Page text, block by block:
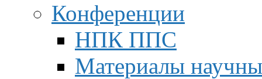
Конференции
НПК ППС
Материалы